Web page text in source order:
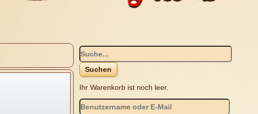
Ihr Warenkorb ist noch leer.